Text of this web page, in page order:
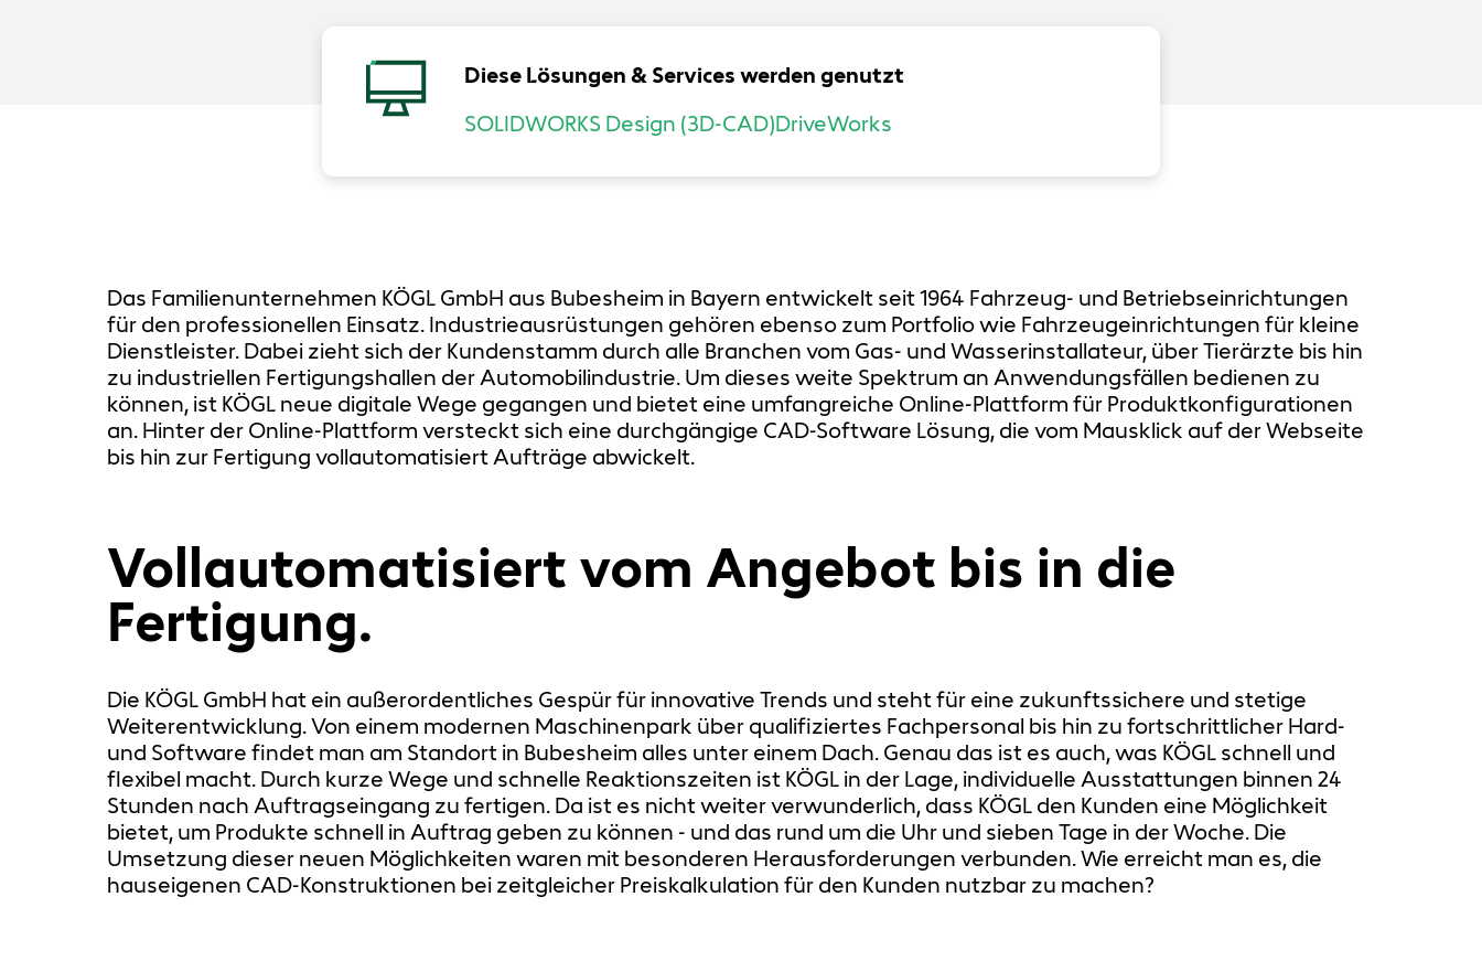
Diese Lösungen & Services werden genutzt
SOLIDWORKS Design (3D-CAD)DriveWorks
Das Familienunternehmen KÖGL GmbH aus Bubesheim in Bayern entwickelt seit 1964 Fahrzeug- und Betriebseinrichtungen
für den professionellen Einsatz. Industrieausrüstungen gehören ebenso zum Portfolio wie Fahrzeugeinrichtungen für kleine
Dienstleister. Dabei zieht sich der Kundenstamm durch alle Branchen vom Gas- und Wasserinstallateur, über Tierärzte bis hin
zu industriellen Fertigungshallen der Automobilindustrie. Um dieses weite Spektrum an Anwendungsfällen bedienen zu
können, ist KÖGL neue digitale Wege gegangen und bietet eine umfangreiche Online-Plattform für Produktkonfigurationen
an. Hinter der Online-Plattform versteckt sich eine durchgängige CAD-Software Lösung, die vom Mausklick auf der Webseite
bis hin zur Fertigung vollautomatisiert Aufträge abwickelt.
Vollautomatisiert vom Angebot bis in die
Fertigung.
Die KÖGL GmbH hat ein außerordentliches Gespür für innovative Trends und steht für eine zukunftssichere und stetige
Weiterentwicklung. Von einem modernen Maschinenpark über qualifiziertes Fachpersonal bis hin zu fortschrittlicher Hard-
und Software findet man am Standort in Bubesheim alles unter einem Dach. Genau das ist es auch, was KÖGL schnell und
flexibel macht. Durch kurze Wege und schnelle Reaktionszeiten ist KÖGL in der Lage, individuelle Ausstattungen binnen 24
Stunden nach Auftragseingang zu fertigen. Da ist es nicht weiter verwunderlich, dass KÖGL den Kunden eine Möglichkeit
bietet, um Produkte schnell in Auftrag geben zu können - und das rund um die Uhr und sieben Tage in der Woche. Die
Umsetzung dieser neuen Möglichkeiten waren mit besonderen Herausforderungen verbunden. Wie erreicht man es, die
hauseigenen CAD-Konstruktionen bei zeitgleicher Preiskalkulation für den Kunden nutzbar zu machen?